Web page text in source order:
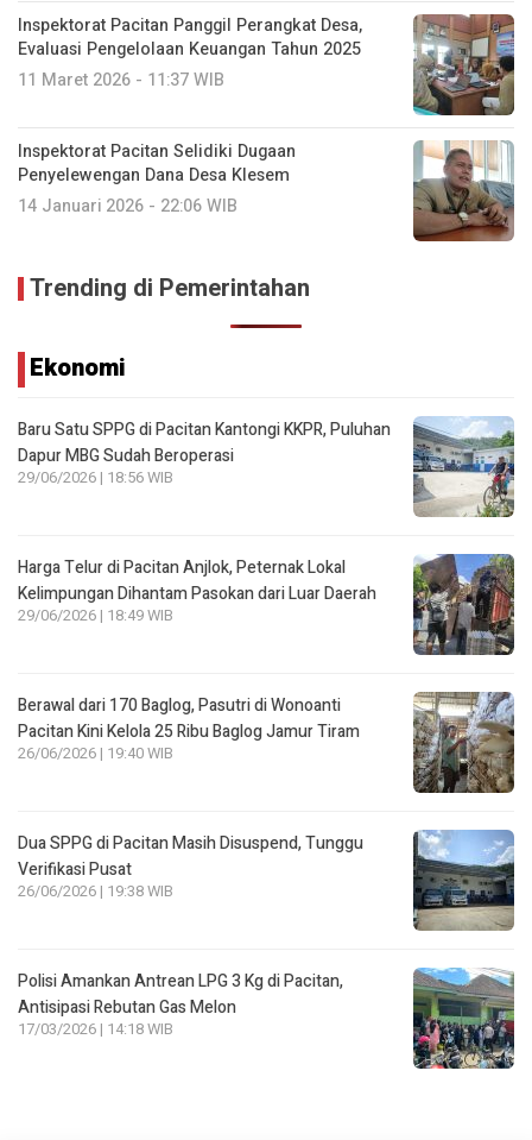
Inspektorat Pacitan Panggil Perangkat Desa,
Evaluasi Pengelolaan Keuangan Tahun 2025
11 Maret 2026 - 11:37 WIB
Inspektorat Pacitan Selidiki Dugaan
Penyelewengan Dana Desa Klesem
14 Januari 2026 - 22:06 WIB
Trending di Pemerintahan
Ekonomi
Baru Satu SPPG di Pacitan Kantongi KKPR, Puluhan
Dapur MBG Sudah Beroperasi
29/06/2026 | 18:56 WIB
Harga Telur di Pacitan Anjlok, Peternak Lokal
Kelimpungan Dihantam Pasokan dari Luar Daerah
29/06/2026 | 18:49 WIB
Berawal dari 170 Baglog, Pasutri di Wonoanti
Pacitan Kini Kelola 25 Ribu Baglog Jamur Tiram
26/06/2026 | 19:40 WIB
Dua SPPG di Pacitan Masih Disuspend, Tunggu
Verifikasi Pusat
26/06/2026 | 19:38 WIB
Polisi Amankan Antrean LPG 3 Kg di Pacitan,
Antisipasi Rebutan Gas Melon
17/03/2026 | 14:18 WIB